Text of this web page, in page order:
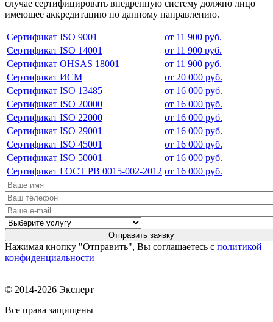
случае сертифицировать внедренную систему должно лицо
имеющее аккредитацию по данному направлению.
Сертификат ISO 9001
от 11 900 руб.
Сертификат ISO 14001
от 11 900 руб.
Сертификат OHSAS 18001
от 11 900 руб.
Сертификат ИСМ
от 20 000 руб.
Сертификат ISO 13485
от 16 000 руб.
Сертификат ISO 20000
от 16 000 руб.
Сертификат ISO 22000
от 16 000 руб.
Сертификат ISO 29001
от 16 000 руб.
Сертификат ISO 45001
от 16 000 руб.
Сертификат ISO 50001
от 16 000 руб.
Сертификат ГОСТ РВ 0015-002-2012 от 16 000 руб.
Нажимая кнопку "Отправить", Вы соглашаетесь с политикой
конфиденциальности
© 2014-2026 Эксперт
Все права защищены